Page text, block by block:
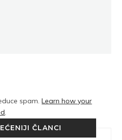
spam.Learn how your
.
ČLANCI